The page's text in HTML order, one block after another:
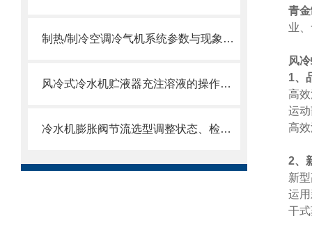
制热/制冷空调冷气机系统参数与现象汇总
风冷式冷水机贮液器充注溶液的操作步骤
冷水机膨胀阀节流选型调整状态、检测技巧方法
青
业
风
1、
高
运
高
2、
新
运
干